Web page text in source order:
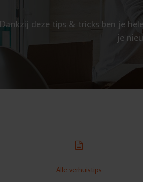
Dankzij deze tips & tricks ben je
je
Alle verhuistips